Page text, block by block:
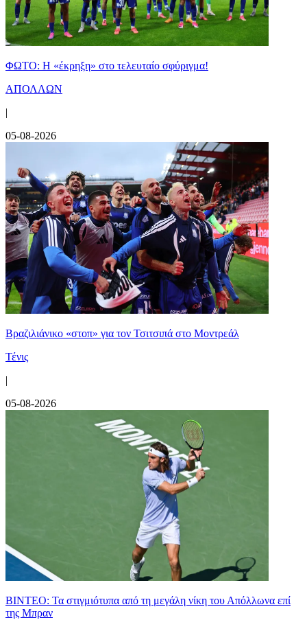
ΦΩΤΟ: Η «έκρηξη» στο τελευταίο σφύριγμα!
ΑΠΟΛΛΩΝ
|
05-08-2026
Βραζιλιάνικο «στοπ» για τον Τσιτσιπά στο Μοντρεάλ
Τένις
|
05-08-2026
ΒΙΝΤΕΟ: Τα στιγμιότυπα από τη μεγάλη νίκη του Απόλλωνα επί
της Μπραν